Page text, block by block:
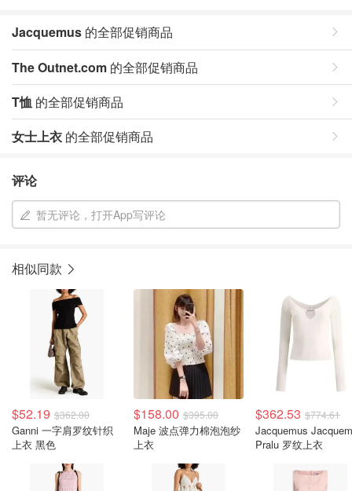
Jacquemus 的全部促销商品
The Outnet.com 的全部促销商品
T恤 的全部促销商品
女士上衣 的全部促销商品
评论
暂无评论，打开App写评论
相似同款
$52.19 $362.00
Ganni 一字肩罗纹针织
上衣 黑色
$158.00 $395.00
Maje 波点弹力棉泡泡纱
上衣
$362.53 $774.61
Jacquemus
Pralu 罗纹上衣